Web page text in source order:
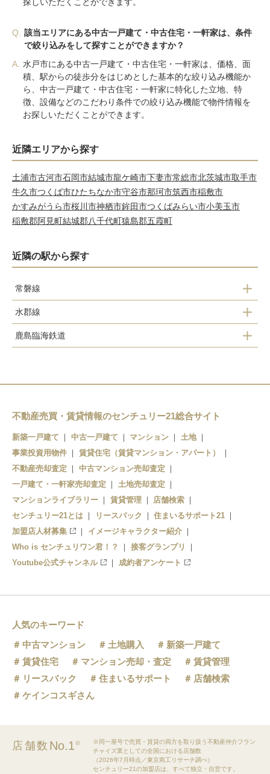
Q.
該当エリアにある中古一戸建て・中古住宅・一軒家は、条件
で絞り込みをして探すことができますか？
A. 水戸市にある中古一戸建て・中古住宅・一軒家は、価格、面
積、駅からの徒歩分をはじめとした基本的な絞り込み機能か
ら、中古一戸建て・中古住宅・一軒家に特化した立地、特
徴、設備などのこだわり条件での絞り込み機能で物件情報を
お探しいただくことができます。
近隣エリアから探す
土浦市古河市石岡市結城市龍ケ崎市下妻市常総市北茨城市取手市
牛久市つくば市ひたちなか市守谷市那珂市筑西市稲敷市
かすみがうら市桜川市神栖市鉾田市つくばみらい市小美玉市
稲敷郡阿見町結城郡八千代町猿島郡五霞町
近隣の駅から探す
常磐線
内原駅
赤塚駅
水郡線
水戸駅
鹿島臨海鉄道
東水戸駅
常澄駅
不動産売買・賃貸情報のセンチュリー21総合サイト
新築一戸建て 中古一戸建て マンション
土地
事業投資用物件
賃貸住宅（賃貸マンション・アパート）
不動産売却査定
中古マンション売却査定
一戸建て・一軒家売却査定
土地売却査定
マンションライブラリー
賃貸管理
店舗検索
センチュリー21とは
リースバック
住まいるサポート21
加盟店人材募集
イメージキャラクター紹介
Who is センチュリワン君！？
接客グランプリ
Youtube公式チャンネル
成約者アンケート
人気のキーワード
中古マンション
土地購入
新築一戸建て
賃貸住宅
マンション売却・査定
賃貸管理
リースバック
住まいるサポート
店舗検索
ケインコスギさん
店舗数 No.1※
※同一屋号で売買・賃貸の両方を取り扱う不動産仲介フラン
チャイズ業としての全国における店舗数
（2026年7月時点／東京商工リサーチ調べ）
センチュリー21の加盟店は、すべて独立・自営です。